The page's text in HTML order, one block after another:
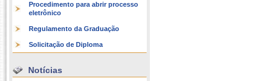
Procedimento para abrir processo
eletrônico
Regulamento da Graduação
Solicitação de Diploma
Notícias